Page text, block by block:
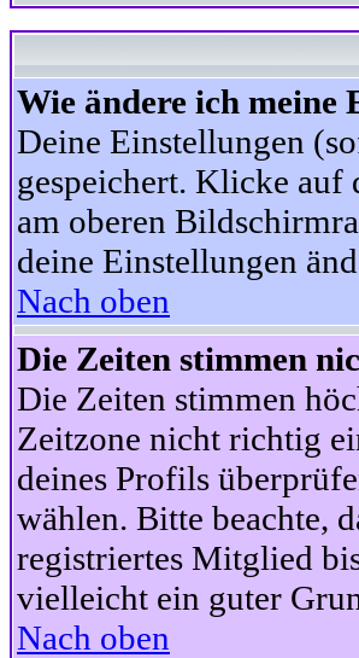
Wie ändere ich meine
Deine Einstellungen
gespeichert. Klicke auf
am oberen
deine Einstellungen
Nach oben
Die Zeiten stimmen
Die Zeiten stimmen
Zeitzone nicht richtig
deines Profils
wählen. Bitte beachte,
registriertes Mitglied
vielleicht ein guter
Nach oben